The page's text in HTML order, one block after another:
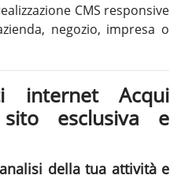
CMS responsive
negozio, impresa o
internet Acqui
esclusiva e
analisi della tua attività e